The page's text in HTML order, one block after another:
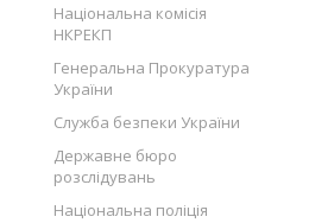
Національна комісія
НКРЕКП
Генеральна Прокуратура
України
Служба безпеки України
Державне бюро
розслідувань
Національна поліція